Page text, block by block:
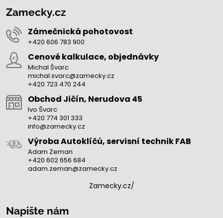
Zamecky.cz
Zámečnická pohotovost
+420 606 783 900
Cenové kalkulace, objednávky
Michal Švarc
michal.svarc@zamecky.cz
+420 723 470 244
Obchod Jičín, Nerudova 45
Ivo Švarc
+420 774 301 333
info@zamecky.cz
Výroba Autoklíčů, servisní technik FAB
Adam Zeman
+420 602 656 684
adam.zeman@zamecky.cz
Zamecky.cz/
Napište nám